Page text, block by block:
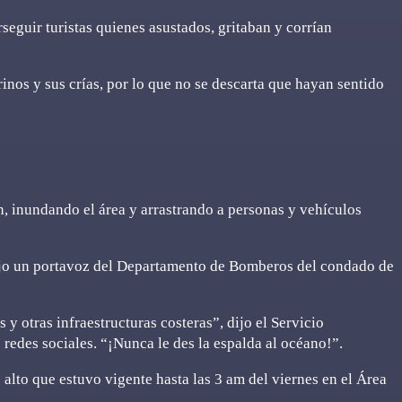
turistas quienes asustados, gritaban y corrían
y sus crías, por lo que no se descarta que hayan sentido
inundando el área y arrastrando a personas y vehículos
portavoz del Departamento de Bomberos del condado de
y otras infraestructuras costeras”, dijo el Servicio
sociales. “¡Nunca le des la espalda al océano!”.
que estuvo vigente hasta las 3 am del viernes en el Área